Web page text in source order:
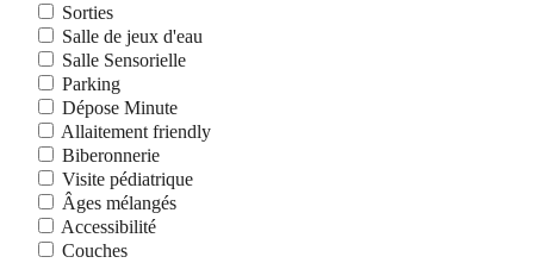
Sorties
Salle de jeux d'eau
Salle Sensorielle
Parking
Dépose Minute
Allaitement friendly
Biberonnerie
Visite pédiatrique
Âges mélangés
Accessibilité
Couches